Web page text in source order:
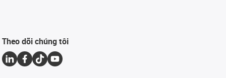
Theo dõi chúng tôi